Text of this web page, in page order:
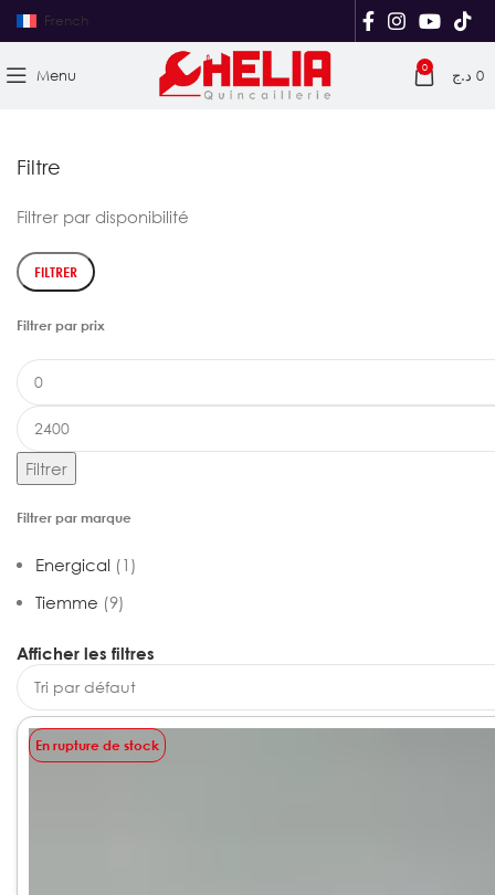
French
Menu 0 0 د.ج
Filtre
Filtrer par disponibilité
FILTRER
Filtrer par prix
Filtrer
Filtrer par marque
Energical (1)
Tiemme (9)
Afficher les filtres
En rupture de stock